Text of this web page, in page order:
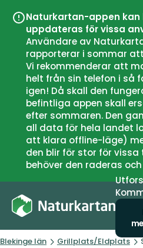
Naturkartan-appen kan
uppdateras för vissa
Användare av
rapporterar i sommar
Vi rekommenderar att
helt från sin telefon i så
igen! Då skall den
befintliga appen skall
efter sommaren. Den
all data för hela landet
att klara offline-läge)
den blir för stor för vissa
behöver den raderas
Blekinge län Grillplats/Eldplats